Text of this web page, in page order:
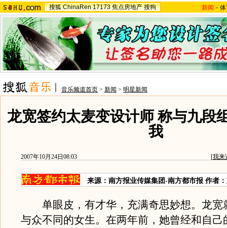
搜狐 ChinaRen 17173 焦点房地产 搜狗 新闻 -
音乐频道首页 > 新闻 > 明星新闻
龙宽签约太麦变设计师 称与九段
我
2007年10月24日08:03 [我来
来源：南方报业传媒集团-南方都市报 作者
单眼皮，有才华，充满奇思妙想。龙宽
与众不同的女生。在两年前，她曾经和自己